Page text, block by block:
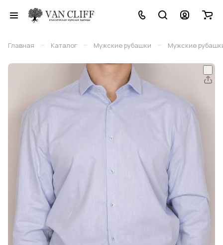
Главная – Каталог – Мужские рубашки – Мужские